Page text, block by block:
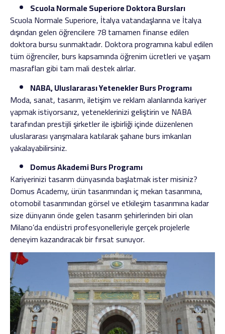
Scuola Normale Superiore Doktora Bursları
Scuola Normale Superiore, İtalya vatandaşlarına ve İtalya
dışından gelen öğrencilere 78 tamamen finanse edilen
doktora bursu sunmaktadır. Doktora programına kabul edilen
tüm öğrenciler, burs kapsamında öğrenim ücretleri ve yaşam
masrafları gibi tam mali destek alırlar.
NABA, Uluslararası Yetenekler Burs Programı
Moda, sanat, tasarım, iletişim ve reklam alanlarında kariyer
yapmak istiyorsanız, yeteneklerinizi geliştirin ve NABA
tarafından prestijli şirketler ile işbirliği içinde düzenlenen
uluslararası yarışmalara katılarak şahane burs imkanları
yakalayabilirsiniz.
Domus Akademi Burs Programı
Kariyerinizi tasarım dünyasında başlatmak ister misiniz?
Domus Academy, ürün tasarımından iç mekan tasarımına,
otomobil tasarımından görsel ve etkileşim tasarımına kadar
size dünyanın önde gelen tasarım şehirlerinden biri olan
Milano’da endüstri profesyonelleriyle gerçek projelerle
deneyim kazandıracak bir fırsat sunuyor.